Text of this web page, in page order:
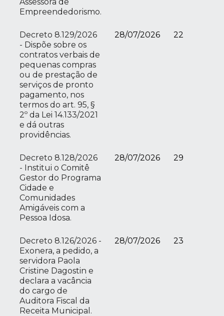
Empreendedorismo.
Decreto 8.129/2026
- Dispõe sobre os
contratos verbais de
pequenas compras
ou de prestação de
serviços de pronto
pagamento, nos
termos do art. 95, §
2º da Lei 14.133/2021
e dá outras
providências.
28/07/2026 22
Decreto 8.128/2026
- Institui o Comitê
Gestor do Programa
Cidade e
Comunidades
Amigáveis com a
Pessoa Idosa.
28/07/2026 29
Decreto 8.126/2026 -
Exonera, a pedido, a
servidora Paola
Cristine Dagostin e
declara a vacância
do cargo de
Auditora Fiscal da
Receita Municipal.
28/07/2026 23